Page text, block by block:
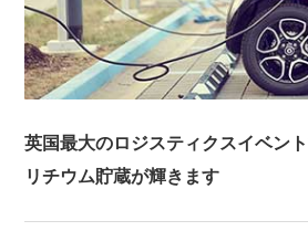
英国最大のロジスティクスイベン
リチウム貯蔵が輝きます